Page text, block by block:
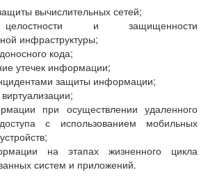
вычислительных сетей;
и защищенности
инфраструктуры;
кода;
утечек информации;
защиты информации;
при осуществлении удаленного
доступа с использованием мобильных
на этапах жизненного цикла
систем и приложений.